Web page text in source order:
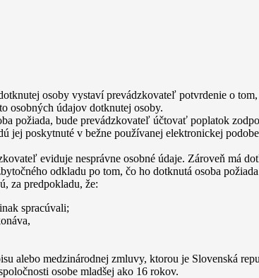
osoby vystaví prevádzkovateľ potvrdenie o
osobných údajov dotknutej osoby.
požiada, bude prevádzkovateľ účtovať poplatok
jej poskytnuté v bežne používanej elektronickej
eviduje nesprávne osobné údaje. Zároveň má
odkladu po tom, čo ho dotknutá osoba
za predpokladu, že:
spracúvali;
alebo medzinárodnej zmluvy, ktorou je Slovenská
osobe mladšej ako 16 rokov.